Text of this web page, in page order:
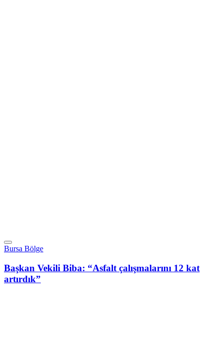
Bursa Bölge
Başkan Vekili Biba: “Asfalt çalışmalarını 12 kat
artırdık”